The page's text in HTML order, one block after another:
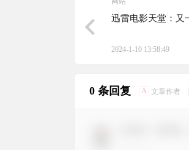
迅雷电影天堂：又
2024-1-10 13:58:49
0 条回复 A 文章作者